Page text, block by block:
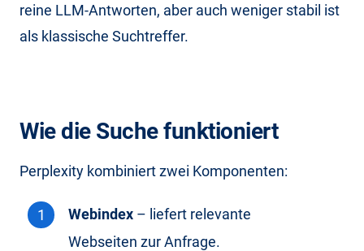
reine LLM-Antworten, aber auch weniger stabil ist
als klassische Suchtreffer.
Wie die Suche funktioniert
Perplexity kombiniert zwei Komponenten:
Webindex – liefert relevante
Webseiten zur Anfrage.